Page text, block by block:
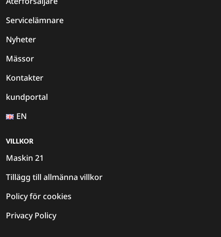
Servicelämnare
Nyheter
Mässor
Kontakter
kundportal
EN
VILLKOR
Maskin 21
Tillägg till allmänna villkor
Policy för cookies
Privacy Policy